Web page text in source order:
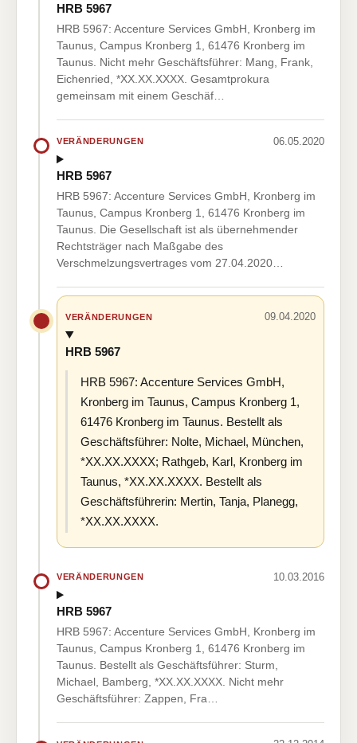
HRB 5967
HRB 5967: Accenture Services GmbH, Kronberg im
Taunus, Campus Kronberg 1, 61476 Kronberg im
Taunus. Nicht mehr Geschäftsführer: Mang, Frank,
Eichenried, *XX.XX.XXXX. Gesamtprokura
gemeinsam mit einem Geschäf…
VERÄNDERUNGEN 06.05.2020
HRB 5967
HRB 5967: Accenture Services GmbH, Kronberg im
Taunus, Campus Kronberg 1, 61476 Kronberg im
Taunus. Die Gesellschaft ist als übernehmender
Rechtsträger nach Maßgabe des
Verschmelzungsvertrages vom 27.04.2020…
VERÄNDERUNGEN 09.04.2020
HRB 5967
HRB 5967: Accenture Services GmbH,
Kronberg im Taunus, Campus Kronberg 1,
61476 Kronberg im Taunus. Bestellt als
Geschäftsführer: Nolte, Michael, München,
*XX.XX.XXXX; Rathgeb, Karl, Kronberg im
Taunus, *XX.XX.XXXX. Bestellt als
Geschäftsführerin: Mertin, Tanja, Planegg,
*XX.XX.XXXX.
VERÄNDERUNGEN 10.03.2016
HRB 5967
HRB 5967: Accenture Services GmbH, Kronberg im
Taunus, Campus Kronberg 1, 61476 Kronberg im
Taunus. Bestellt als Geschäftsführer: Sturm,
Michael, Bamberg, *XX.XX.XXXX. Nicht mehr
Geschäftsführer: Zappen, Fra…